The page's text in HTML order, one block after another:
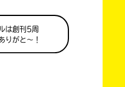
は創刊5周
がと～！